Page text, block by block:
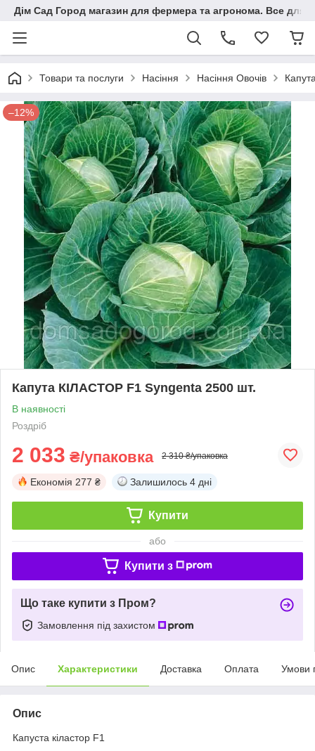
Дім Сад Город магазин для фермера та агронома. Все для
Товари та послуги Насіння Насіння Овочів
–12%
Капута КІЛАСТОР F1 Syngenta 2500 шт.
В наявності
Роздріб
2 033 ₴/упаковка 2 310 ₴/упаковка
Економія 277 ₴ Залишилось 4 дні
Купити
або
Купити з
Що таке купити з Пром?
Замовлення під захистом
Опис Характеристики Доставка Оплата Умови
Опис
Капуста кіластор F1